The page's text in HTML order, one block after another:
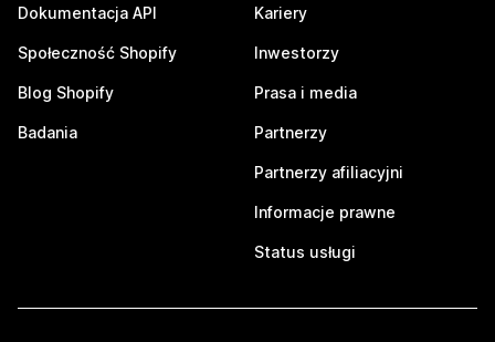
Dokumentacja API
Społeczność Shopify
Blog Shopify
Badania
Kariery
Inwestorzy
Prasa i media
Partnerzy
Partnerzy afiliacyjni
Informacje prawne
Status usługi